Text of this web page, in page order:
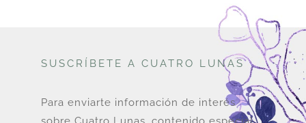
SUSCRÍBETE A CUATRO LUNAS
Para enviarte información de interés